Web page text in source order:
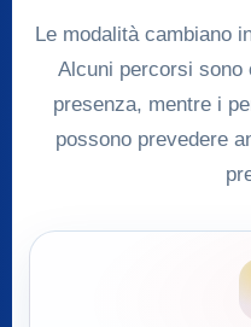
Le modalità cambiano
Alcuni percorsi sono
presenza, mentre i
possono prevedere